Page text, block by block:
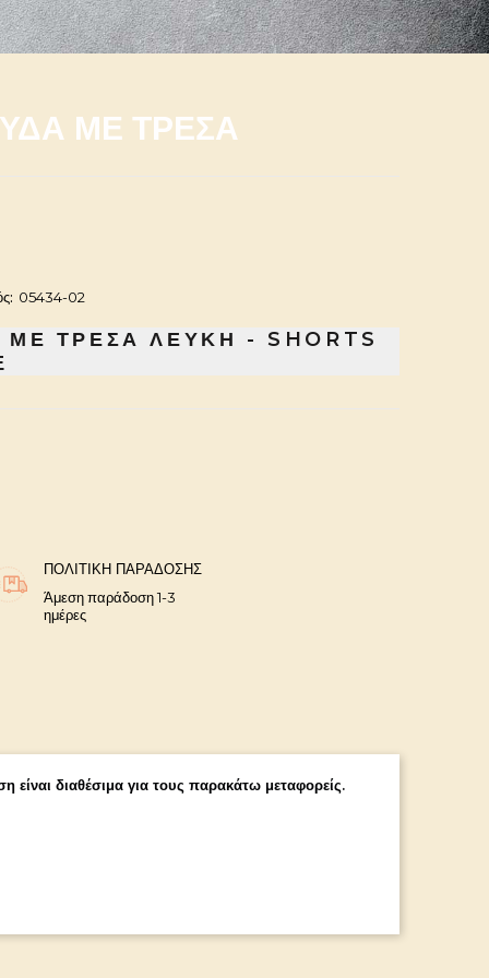
ΜΕ ΤΡΕΣΑ
05434-02
ΤΡΕΣΑ ΛΕΥΚΗ - SHORTS
ΠΟΛΙΤΙΚΉ ΠΑΡΆΔΟΣΗΣ
Άμεση παράδοση 1-3
ημέρες
είναι διαθέσιμα για τους παρακάτω μεταφορείς.